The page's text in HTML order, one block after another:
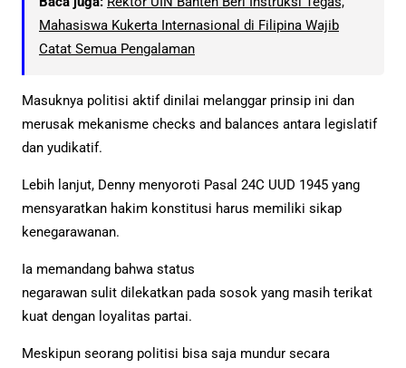
Mahasiswa Kukerta Internasional di Filipina Wajib
Catat Semua Pengalaman
Masuknya politisi aktif dinilai melanggar prinsip ini dan
merusak mekanisme checks and balances antara legislatif
dan yudikatif.
Lebih lanjut, Denny menyoroti Pasal 24C UUD 1945 yang
mensyaratkan hakim konstitusi harus memiliki sikap
kenegarawanan.
Ia memandang bahwa status
negarawan sulit dilekatkan pada sosok yang masih terikat
kuat dengan loyalitas partai.
Meskipun seorang politisi bisa saja mundur secara